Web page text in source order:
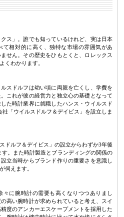
ス」。誰でも知っているけれど、実は日本
て相対的に高く、独特な市場の雰囲気があ
せん。その歴史をひもとくと、ロレックス
くわかります。
スドルフは幼い頃に両親を亡くし、学費を
これが彼の経営力と独立心の基礎となって
た時計業界に就職したハンス・ウイルスド
「ウイルスドルフ＆デイビス」を設立しま
ドルフ＆デイビス」の設立からわずか3年後
。また時計製造とブランディングの関係の
立当時からブランド作りの重要さを意識し
伺えます。
々に腕時計の需要も高くなりつつありまし
高い腕時計が求められていると考え、スイ
度のアンカーエスケープメントを採用した